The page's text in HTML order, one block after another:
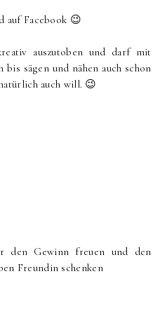
auf Facebook 😉
auszutoben und darf mit
bis sägen und nähen auch schon
auch will. 😉
den Gewinn freuen und den
Freundin schenken